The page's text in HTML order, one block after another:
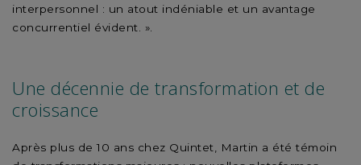
interpersonnel : un atout indéniable et un avantage
concurrentiel évident. ».
Une décennie de transformation et de
croissance
Après plus de 10 ans chez Quintet, Martin a été témoin